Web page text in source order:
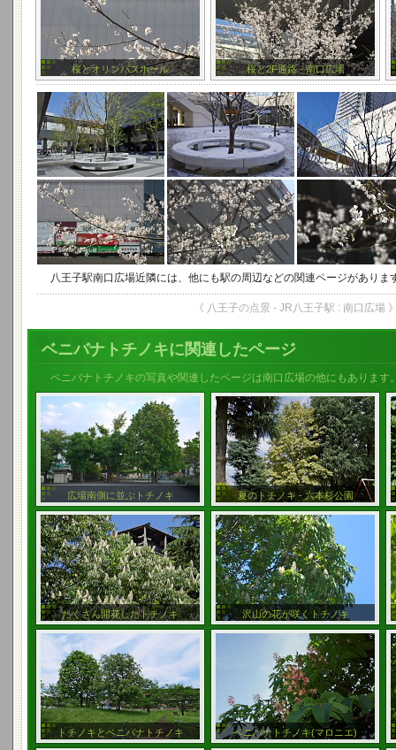
桜とオリンパスホール 桜と2F通路 - 南口広場
八王子駅南口広場近隣には、他にも駅の周辺などの関連ページがありま
《 八王子の点景 - JR八王子駅 : 南口広場
ベニバナトチノキに関連したページ
ベニバナトチノキの写真や関連したページは南口広場の他にもあります
広場南側に並ぶトチノキ 夏のトチノキ - 六本杉公園
たくさん開花したトチノキ 沢山の花が咲くトチノキ
トチノキとベニバナトチノキ ベニバナトチノキ(マロニエ)